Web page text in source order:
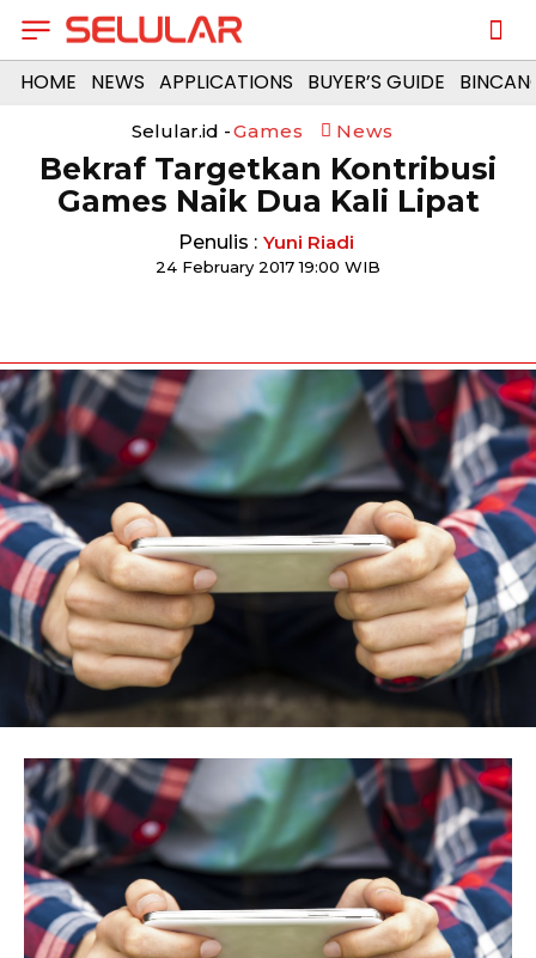
HOME NEWS APPLICATIONS BUYER’S GUIDE
Selular.id -Games News
Bekraf Targetkan Kontribusi
Games Naik Dua Kali Lipat
Penulis : Yuni Riadi
24 February 2017 19:00 WIB